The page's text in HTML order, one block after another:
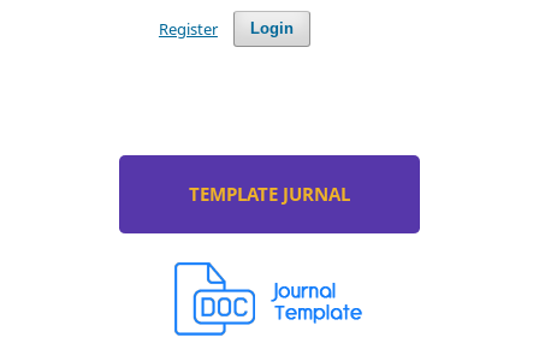
Login
Register
TEMPLATE JURNAL